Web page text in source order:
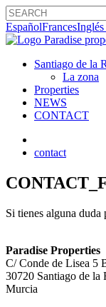
EspañolFrancesInglés
Santiago de la
La zona
Properties
NEWS
CONTACT
contact
Si tienes alguna duda
Paradise Properties
C/ Conde de Lisea 5
30720 Santiago de la
Murcia